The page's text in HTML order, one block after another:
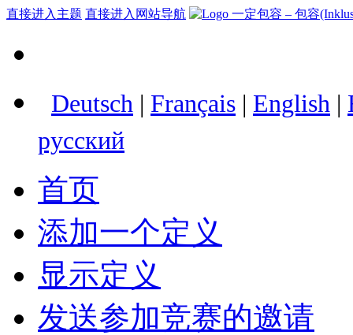
直接进入主题 直接进入网站导航
Deutsch | Français | English |
русский
首页
添加一个定义
显示定义
发送参加竞赛的邀请